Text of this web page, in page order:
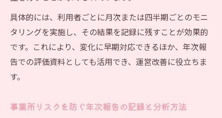
具体的には、利用者ごとに月次または四半期ごとのモニ
タリングを実施し、その結果を記録に残すことが効果的
です。これにより、変化に早期対応できるほか、年次報
告での評価資料としても活用でき、運営改善に役立ちま
す。
事業所リスクを防ぐ年次報告の記録と分析方法